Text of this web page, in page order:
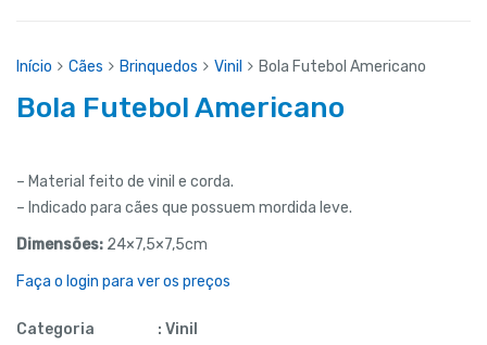
Início Cães Brinquedos Vinil Bola Futebol Americano
Bola Futebol Americano
– Material feito de vinil e corda.
– Indicado para cães que possuem mordida leve.
Dimensões: 24×7,5×7,5cm
Faça o login para ver os preços
Categoria : Vinil